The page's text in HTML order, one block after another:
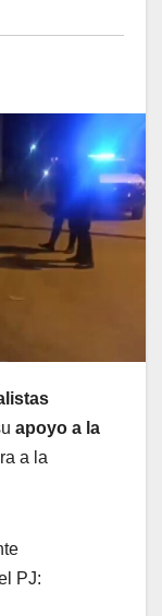
apoyo a la
a la
PJ: